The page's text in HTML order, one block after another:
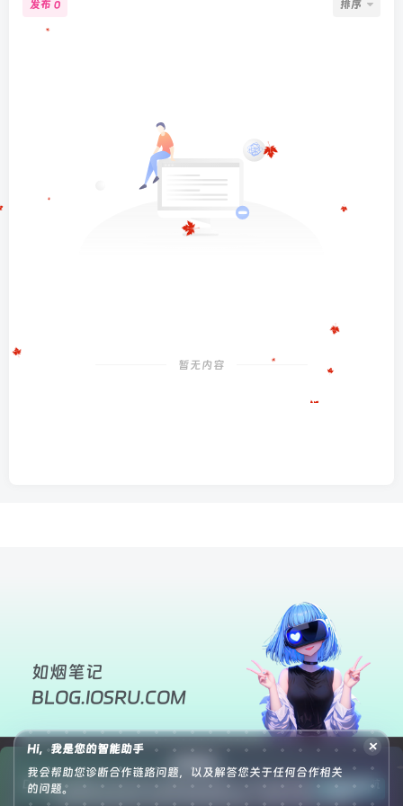
发布 0 排序
暂无内容
如烟笔记
BLOG.IOSRU.COM
DevOps运维技术栈 优享云博客 南逸博客叶子库导航 墨星博客 壹号导航
蛙鸟
申请友链
×
Hi，我是您的智能助手
我会帮助您诊断合作链路问题，以及解答您关于任何合作相关
的问题。